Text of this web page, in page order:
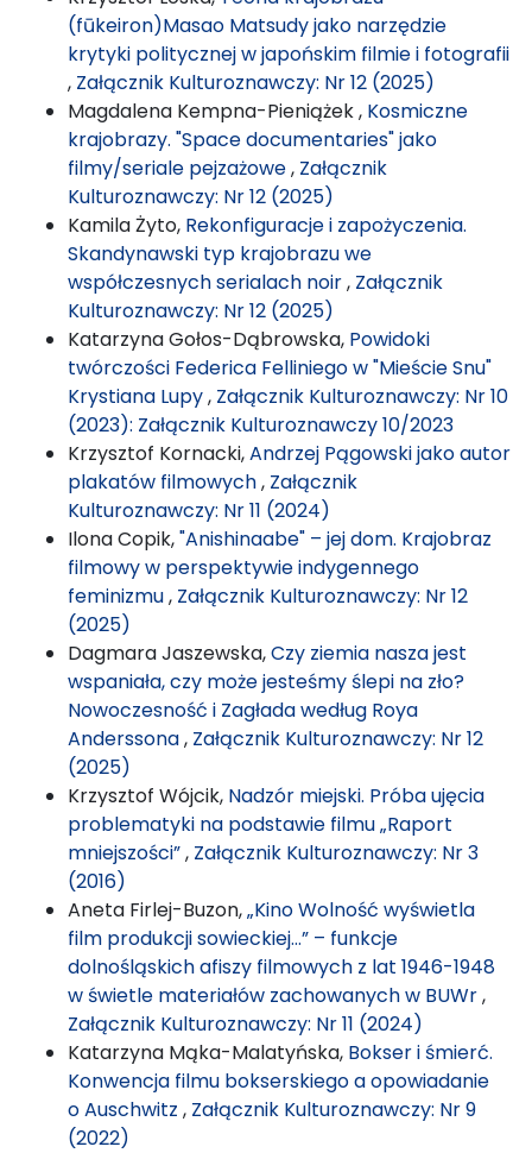
(fūkeiron)Masao Matsudy jako narzędzie
krytyki politycznej w japońskim filmie i fotografii
, Załącznik Kulturoznawczy: Nr 12 (2025)
Magdalena Kempna-Pieniążek , Kosmiczne
krajobrazy. "Space documentaries" jako
filmy/seriale pejzażowe, Załącznik
Kulturoznawczy: Nr 12 (2025)
Kamila Żyto, Rekonfiguracje i zapożyczenia.
Skandynawski typ krajobrazu we
współczesnych serialach noir, Załącznik
Kulturoznawczy: Nr 12 (2025)
Katarzyna Gołos-Dąbrowska, Powidoki
twórczości Federica Felliniego w "Mieście Snu"
Krystiana Lupy, Załącznik Kulturoznawczy: Nr 10
(2023): Załącznik Kulturoznawczy 10/2023
Krzysztof Kornacki,Andrzej Pągowski jako autor
plakatów filmowych, Załącznik
Kulturoznawczy: Nr 11 (2024)
Ilona Copik,"Anishinaabe" – jej dom. Krajobraz
filmowy w perspektywie indygennego
feminizmu, Załącznik Kulturoznawczy: Nr 12
(2025)
Dagmara Jaszewska,Czy ziemia nasza jest
wspaniała, czy może jesteśmy ślepi na zło?
Nowoczesność i Zagłada według Roya
Anderssona, Załącznik Kulturoznawczy: Nr 12
(2025)
Krzysztof Wójcik, Nadzór miejski. Próba ujęcia
problematyki na podstawie filmu „Raport
mniejszości”, Załącznik Kulturoznawczy: Nr 3
(2016)
Aneta Firlej-Buzon,„Kino Wolność wyświetla
film produkcji sowieckiej…” – funkcje
dolnośląskich afiszy filmowych z lat 1946-1948
w świetle materiałów zachowanych w BUWr,
Załącznik Kulturoznawczy: Nr 11 (2024)
Katarzyna Mąka-Malatyńska, Bokser i śmierć.
Konwencja filmu bokserskiego a opowiadanie
o Auschwitz , Załącznik Kulturoznawczy: Nr 9
(2022)